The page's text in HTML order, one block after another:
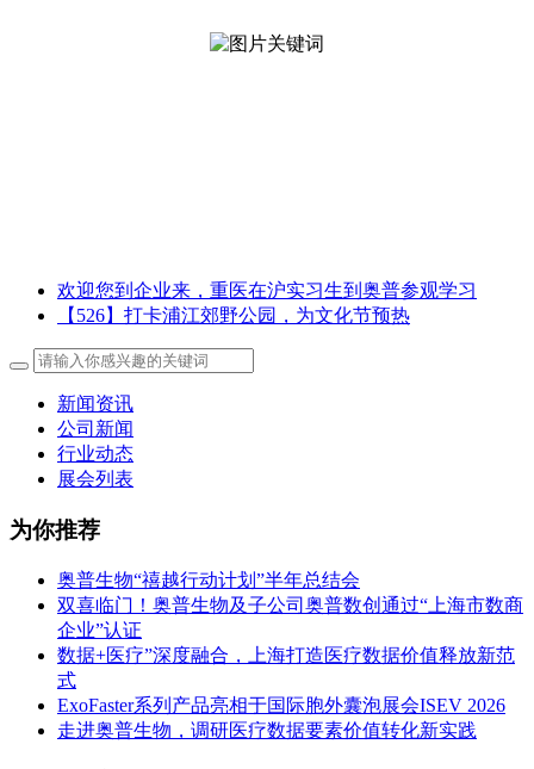
欢迎您到企业来，重医在沪实习生到奥普参观学习
【526】打卡浦江郊野公园，为文化节预热
新闻资讯
公司新闻
行业动态
展会列表
为你推荐
奥普生物“禧越行动计划”半年总结会
双喜临门！奥普生物及子公司奥普数创通过“上海市数商
企业”认证
数据+医疗”深度融合，上海打造医疗数据价值释放新范
式
ExoFaster系列产品亮相于国际胞外囊泡展会ISEV 2026
走进奥普生物，调研医疗数据要素价值转化新实践